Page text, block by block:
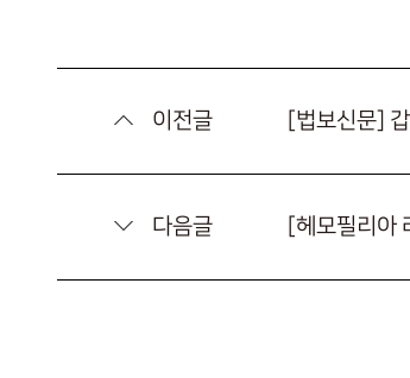
이전글 [법보신문]
다음글 [헤모필리아